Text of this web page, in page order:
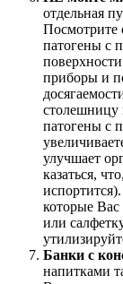
отдельная
Посмотрите
патогены с
приборы и
столешницу
патогены с
улучшает
казаться,
которые
или
Банки с
напитками